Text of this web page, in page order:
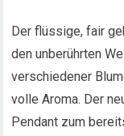
Der flüssige, fair
den unberührten
verschiedener
volle Aroma. Der
Pendant zum